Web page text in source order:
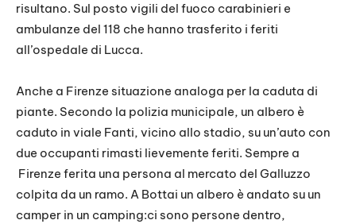
risultano. Sul posto vigili del fuoco carabinieri e
ambulanze del 118 che hanno trasferito i feriti
all’ospedale di Lucca.
Anche a Firenze situazione analoga per la caduta di
piante. Secondo la polizia municipale, un albero è
caduto in viale Fanti, vicino allo stadio, su un’auto con
due occupanti rimasti lievemente feriti. Sempre a
Firenze ferita una persona al mercato del Galluzzo
colpita da un ramo. A Bottai un albero è andato su un
camper in un camping:ci sono persone dentro,